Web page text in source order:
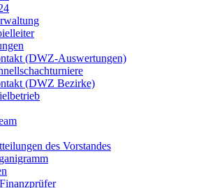
(DWZ-Auswertungen)
(DWZ Bezirke)
des Vorstandes